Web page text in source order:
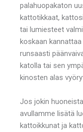
palahuopakaton
kattotikkaat,
tai lumiesteet
koskaan
runsaasti
katolla tai sen
kinosten alas
Jos jokin
avullamme lisätä
kattoikkunat ja